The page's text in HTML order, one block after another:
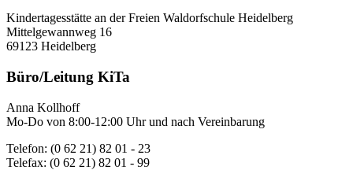
Kindertagesstätte an der Freien Waldorfschule Heidelberg
Mittelgewannweg 16
69123 Heidelberg
Büro/Leitung KiTa
Anna Kollhoff
Mo-Do von 8:00-12:00 Uhr und nach Vereinbarung
Telefon: (0 62 21) 82 01 - 23
Telefax: (0 62 21) 82 01 - 99